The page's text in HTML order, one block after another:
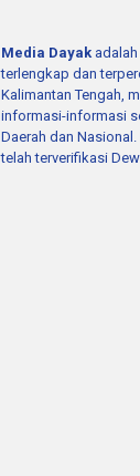
Media Dayak
terlengkap dan
Kalimantan Tengah,
informasi-informasi
Daerah dan
telah terverifikasi